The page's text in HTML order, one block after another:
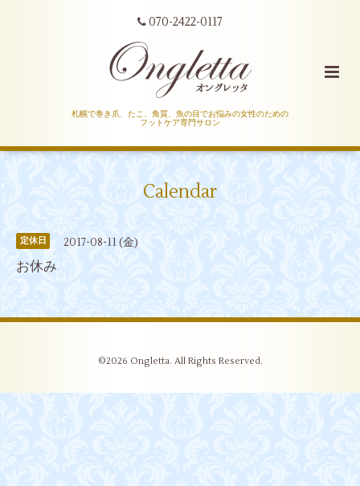
070-2422-0117
札幌で巻き爪、たこ、角質、魚の目でお悩みの女性のための
フットケア専門サロン
Calendar
定休日 2017-08-11 (金)
お休み
©2026 Ongletta. All Rights Reserved.